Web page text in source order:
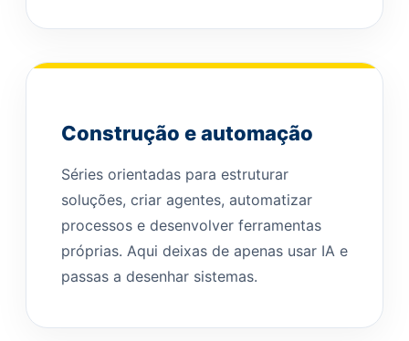
Construção e automação
Séries orientadas para estruturar
soluções, criar agentes, automatizar
processos e desenvolver ferramentas
próprias. Aqui deixas de apenas usar IA e
passas a desenhar sistemas.